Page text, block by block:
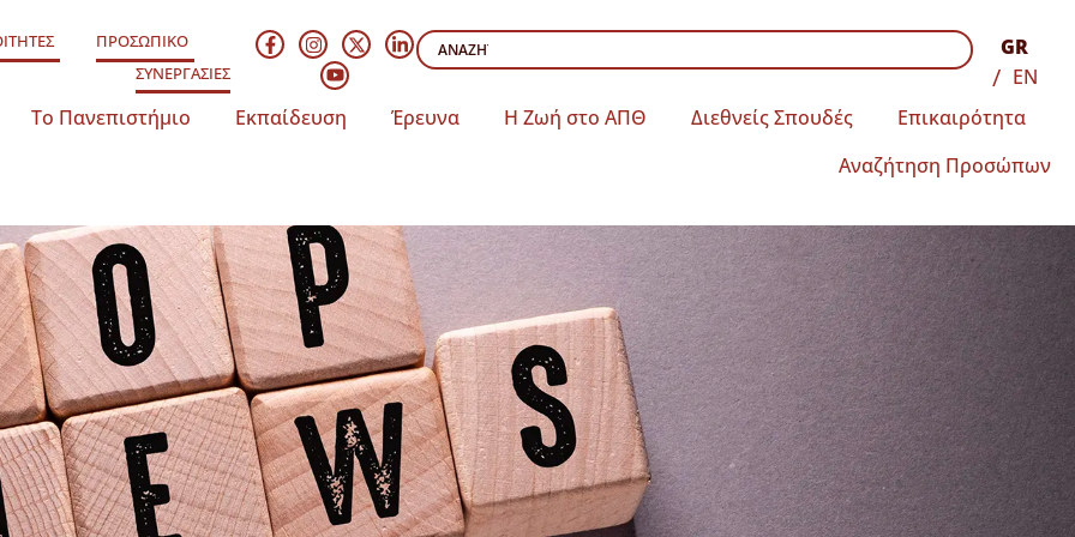
ΠΡΟΣΩΠΙΚΟ
ΣΥΝΕΡΓΑΣΙΕΣ
GR
EN
Το Πανεπιστήμιο
Εκπαίδευση Έρευνα Η Ζωή στο ΑΠΘ Διεθνείς Σπουδές
Επικαιρότητα
Αναζήτηση Προσώπων